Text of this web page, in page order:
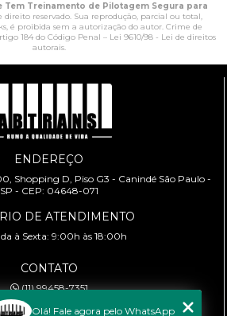
Tem Treinamento de Pilotagem Segura para
direito reservado. Sua reprodução, parcial ou total,
é proibida sem a autorização do autor. Crime de
184 do Código Penal – Lei 9610/98 - Lei de direitos
autorais.
ENDEREÇO
Shopping D, Piso G3 - Canindé São Paulo -
SP - CEP: 04648-071
DE ATENDIMENTO
à Sexta: 9:00h às 18:00h
CONTATO
(11) 99458-7351
Olá! Fale agora pelo WhatsApp